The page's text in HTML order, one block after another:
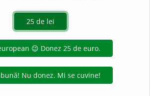
2026 dexonline (https://dexonline.ro)
inclusiv prin orice metode de extragere automată
excepția seturilor de date oferite oficial spre utilizare